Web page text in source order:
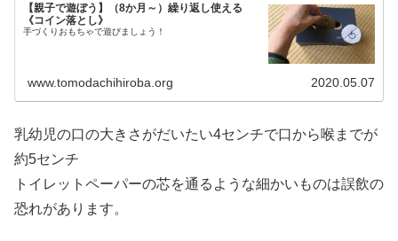
【親子で遊ぼう】（8か月～）繰り返し使える
《コイン落とし》
手づくりおもちゃで遊びましょう！
www.tomodachihiroba.org 2020.05.07
乳幼児の口の大きさがだいたい4センチで口から喉までが
約5センチ
トイレットペーパーの芯を通るような細かいものは誤飲の
恐れがあります。